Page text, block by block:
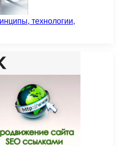
технологии,